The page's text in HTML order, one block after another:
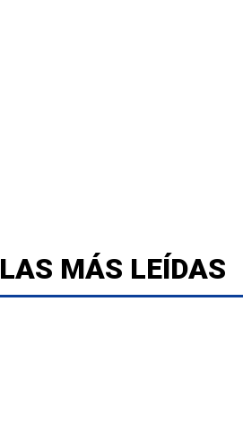
LAS MÁS LEÍDAS